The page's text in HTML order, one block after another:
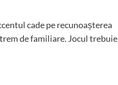
cade pe recunoașterea
de familiare. Jocul trebuie